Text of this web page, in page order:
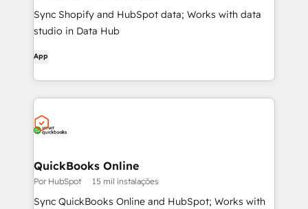
Sync Shopify and HubSpot data; Works with data
studio in Data Hub
App
QuickBooks Online
Por HubSpot 15 mil instalações
Sync QuickBooks Online and HubSpot; Works with